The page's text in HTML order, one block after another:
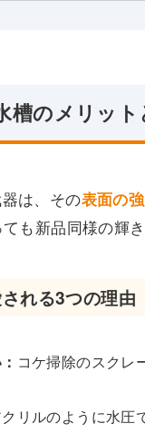
槽のメリッ
は、その表面の
も新品同様の輝
れる3つの理由
コケ掃除のスクレ
リルのように水圧